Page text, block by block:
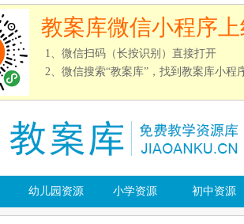
教案库微信小程序上
1、微信扫码（长按识别）直接打开
2、微信搜索“教案库”，找到教案库小程
幼儿园资源 小学资源 初中资源